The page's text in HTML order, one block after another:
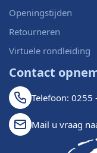
Openingstijden
Retourneren
Virtuele rondleiding
Contact
Telefoon: 0255
Mail u vraag